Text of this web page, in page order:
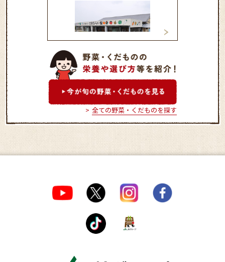
三木みらい館
ふぁ～みんＳＨ
全ての野菜・くだものを探す